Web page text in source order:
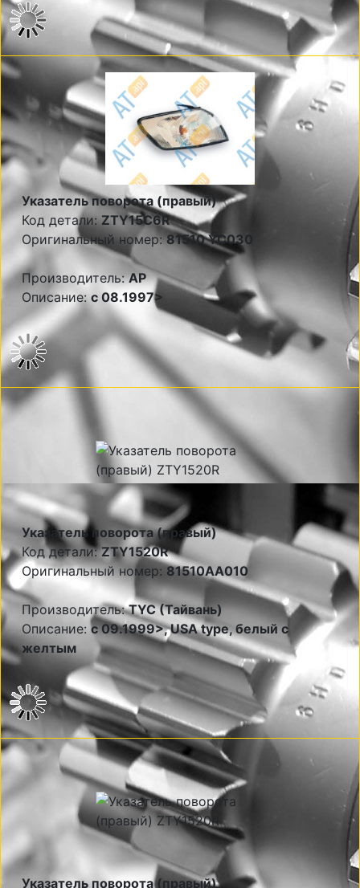
Указатель поворота (правый)
Код детали:ZTY15C6R
Оригинальный номер:81510 YC030
Производитель:AP
Описание:c 08.1997>
Указатель поворота (правый)
Код детали:ZTY1520R
Оригинальный номер: 81510AA010
Производитель:TYC (Тайвань)
Описание: c 09.1999>, USA type, белый с
желтым
Указатель поворота (правый)